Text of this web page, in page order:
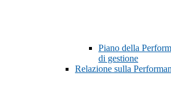
Piano della
di gestione
Relazione sulla